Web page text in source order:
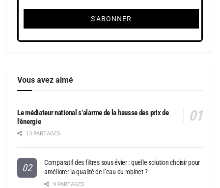
Vous avez aimé
Le médiateur national s’alarme de la hausse des prix de
l’énergie
13 PARTAGES
Comparatif des filtres sous évier : quelle solution choisir pour
améliorer la qualité de l’eau du robinet ?
9 PARTAGES